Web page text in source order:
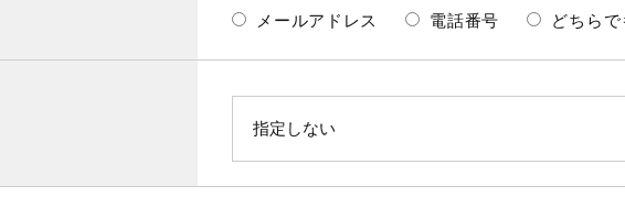
メールアドレス 電話番号 どちら